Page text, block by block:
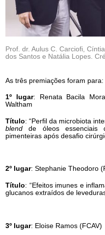
Prof. dr. Aulus C. Carciofi,
dos Santos e Natália Lopes.
As três premiações foram para:
1º lugar: Renata Bacila
Waltham
Título: “Perfil da microbiota
blend de óleos essenciais
pimenteiras após desafio
2º lugar: Stephanie Theodoro
Título: “Efeitos imunes e
glucanos extraídos de
3º lugar: Eloise Ramos (FCAV)